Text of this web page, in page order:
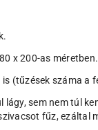
x 200-as méretben.
(tűzések száma a
sem nem túl
fűz, ezáltal